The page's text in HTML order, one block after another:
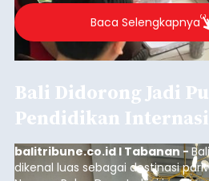
Baca Selengkapnya
Bali Didorong Jadi
Pendidikan
balitribune.co.id I Tabanan -
dikenal luas sebagai destinasi